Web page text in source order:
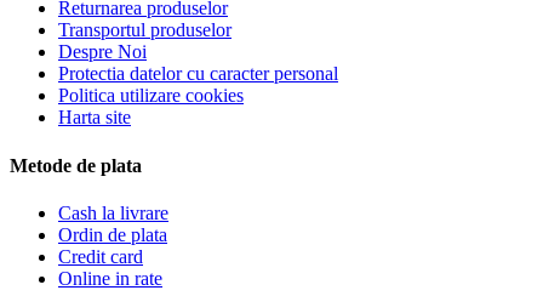
Returnarea produselor
Transportul produselor
Despre Noi
Protectia datelor cu caracter personal
Politica utilizare cookies
Harta site
Metode de plata
Cash la livrare
Ordin de plata
Credit card
Online in rate